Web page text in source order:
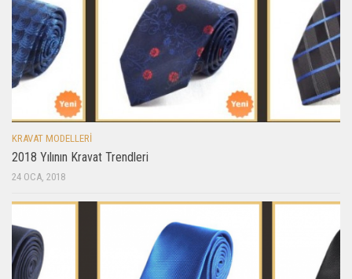
KRAVAT MODELLERI
2018 Yılının Kravat Trendleri
24 OCA, 2018